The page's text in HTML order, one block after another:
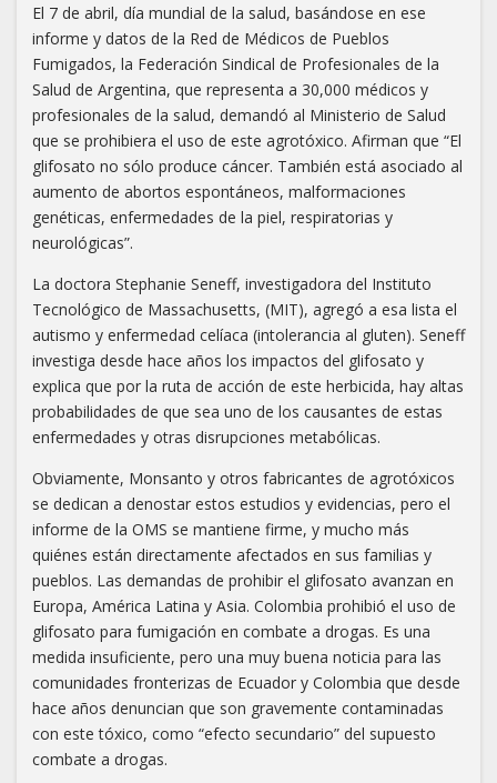
El 7 de abril, día mundial de la salud, basándose en ese
informe y datos de la Red de Médicos de Pueblos
Fumigados, la Federación Sindical de Profesionales de la
Salud de Argentina, que representa a 30,000 médicos y
profesionales de la salud, demandó al Ministerio de Salud
que se prohibiera el uso de este agrotóxico. Afirman que “El
glifosato no sólo produce cáncer. También está asociado al
aumento de abortos espontáneos, malformaciones
genéticas, enfermedades de la piel, respiratorias y
neurológicas”.
La doctora Stephanie Seneff, investigadora del Instituto
Tecnológico de Massachusetts, (MIT), agregó a esa lista el
autismo y enfermedad celíaca (intolerancia al gluten). Seneff
investiga desde hace años los impactos del glifosato y
explica que por la ruta de acción de este herbicida, hay altas
probabilidades de que sea uno de los causantes de estas
enfermedades y otras disrupciones metabólicas.
Obviamente, Monsanto y otros fabricantes de agrotóxicos
se dedican a denostar estos estudios y evidencias, pero el
informe de la OMS se mantiene firme, y mucho más
quiénes están directamente afectados en sus familias y
pueblos. Las demandas de prohibir el glifosato avanzan en
Europa, América Latina y Asia. Colombia prohibió el uso de
glifosato para fumigación en combate a drogas. Es una
medida insuficiente, pero una muy buena noticia para las
comunidades fronterizas de Ecuador y Colombia que desde
hace años denuncian que son gravemente contaminadas
con este tóxico, como “efecto secundario” del supuesto
combate a drogas.